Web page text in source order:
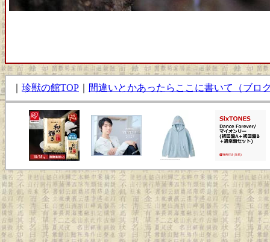
珍獣の館TOP 間違いとかあったらここに書いて（ブロ